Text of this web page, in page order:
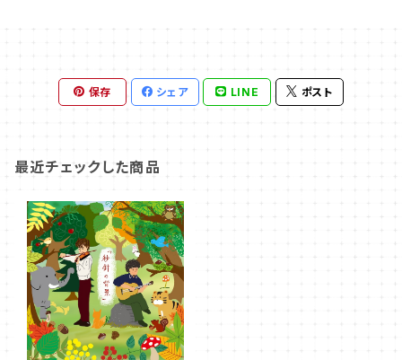
保存 シェア LINE ポスト
最近チェックした商品